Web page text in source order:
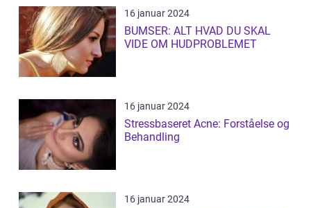
16 januar 2024
BUMSER: ALT HVAD DU SKAL
VIDE OM HUDPROBLEMET
16 januar 2024
Stressbaseret Acne: Forståelse og
Behandling
16 januar 2024